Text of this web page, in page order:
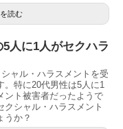
読む
人に1人がセクハラ
ャル・ハラスメントを受
。特に20代男性は5人に1
ント被害者だったようで
シャル・ハラスメント
うか？